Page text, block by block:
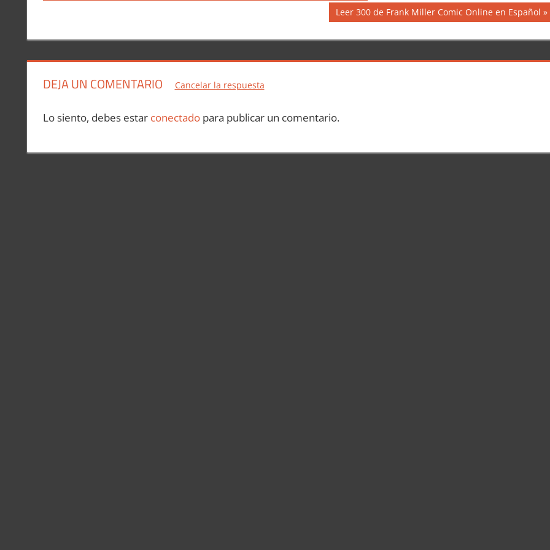
entradas
anterior:
Siguiente
entrada:
Leer 300 de Frank Miller Comic Online en Español
DEJA UN COMENTARIO Cancelar la respuesta
Lo siento, debes estar conectadopara publicar un comentario.